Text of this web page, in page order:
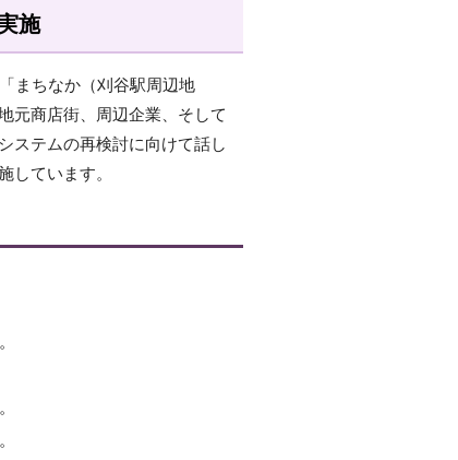
施
まちなか（刈谷駅周辺地
元商店街、周辺企業、そして
ステムの再検討に向けて話し
しています。